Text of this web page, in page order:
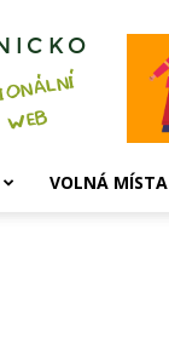
VOLNÁ MÍSTA